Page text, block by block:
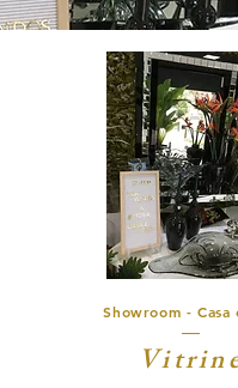
Showroom - Casa